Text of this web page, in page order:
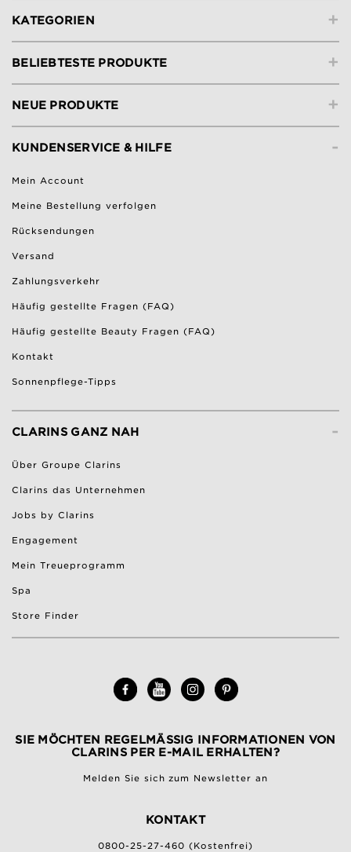
+
KATEGORIEN
+
BELIEBTESTE PRODUKTE
+
NEUE PRODUKTE
-
KUNDENSERVICE & HILFE
Mein Account
Meine Bestellung verfolgen
Rücksendungen
Versand
Zahlungsverkehr
Häufig gestellte Fragen (FAQ)
Häufig gestellte Beauty Fragen (FAQ)
Kontakt
Sonnenpflege-Tipps
-
CLARINS GANZ NAH
Über Groupe Clarins
Clarins das Unternehmen
Jobs by Clarins
Engagement
Mein Treueprogramm
Spa
Store Finder
SIE MÖCHTEN REGELMÄSSIG INFORMATIONEN VON C
LARINS PER E-MAIL ERHALTEN?
Melden Sie sich zum Newsletter an
KONTAKT
0800-25-27-460 (Kostenfrei)